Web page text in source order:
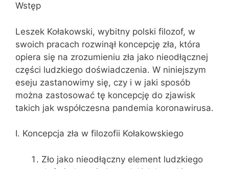
Wstęp
Leszek Kołakowski, wybitny polski filozof, w
swoich pracach rozwinął koncepcję zła, która
opiera się na zrozumieniu zła jako nieodłącznej
części ludzkiego doświadczenia. W niniejszym
eseju zastanowimy się, czy i w jaki sposób
można zastosować tę koncepcję do zjawisk
takich jak współczesna pandemia koronawirusa.
I. Koncepcja zła w filozofii Kołakowskiego
Zło jako nieodłączny element ludzkiego